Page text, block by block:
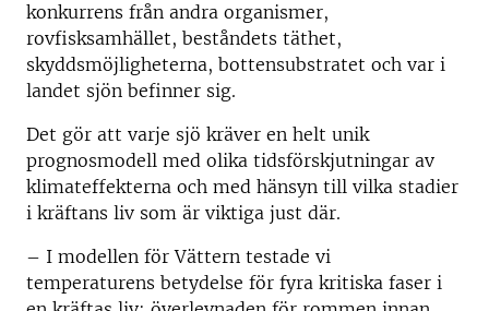
konkurrens från andra organismer,
rovfisksamhället, beståndets täthet,
skyddsmöjligheterna, bottensubstratet och var i
landet sjön befinner sig.
Det gör att varje sjö kräver en helt unik
prognosmodell med olika tidsförskjutningar av
klimateffekterna och med hänsyn till vilka stadier
i kräftans liv som är viktiga just där.
– I modellen för Vättern testade vi
temperaturens betydelse för fyra kritiska faser i